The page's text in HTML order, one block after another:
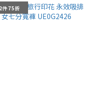
件75折